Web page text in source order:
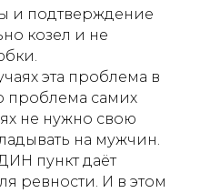
и подтверждение
козел и не
эта проблема в
проблема самих
не нужно свою
на мужчин.
пункт даёт
ревности. И в этом